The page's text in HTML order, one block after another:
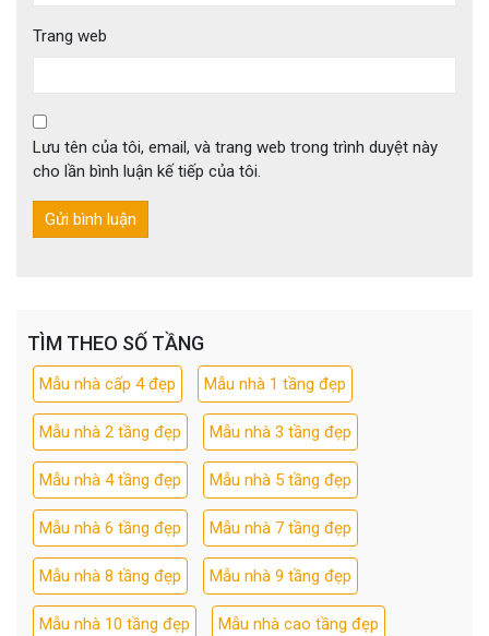
Trang web
Lưu tên của tôi, email, và trang web trong trình duyệt này
cho lần bình luận kế tiếp của tôi.
TÌM THEO SỐ TẦNG
Mẫu nhà cấp 4 đẹp Mẫu nhà 1 tầng đẹp
Mẫu nhà 2 tầng đẹp Mẫu nhà 3 tầng đẹp
Mẫu nhà 4 tầng đẹp Mẫu nhà 5 tầng đẹp
Mẫu nhà 6 tầng đẹp Mẫu nhà 7 tầng đẹp
Mẫu nhà 8 tầng đẹp Mẫu nhà 9 tầng đẹp
Mẫu nhà 10 tầng đẹp Mẫu nhà cao tầng đẹp